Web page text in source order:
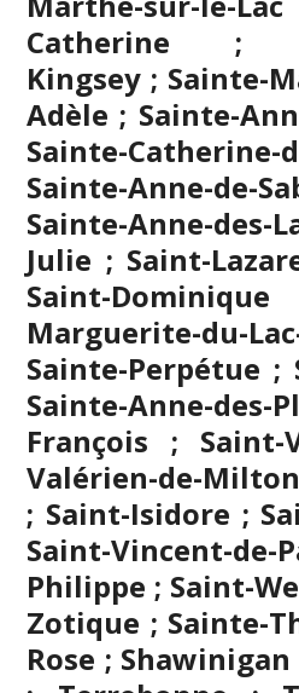
Catherine ;
Kingsey ; Sainte-
Adèle ; Sainte-
Sainte-
Sainte-Anne-
Sainte-Anne-
Julie ; Saint-
Saint-
Marguerite-du-
Sainte-Perpétue ;
Sainte-Anne-
François ;
Valérien-de-
; Saint-Isidore ;
Saint-Vincent-
Philippe ; Saint-
Zotique ; Sainte-
Rose ;